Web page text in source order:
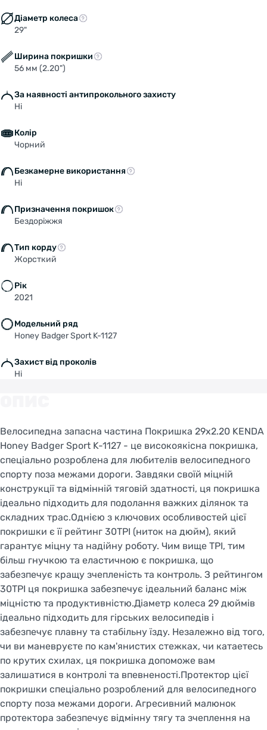
Діаметр колеса
29"
Ширина покришки
56 мм (2.20")
За наявності антипрокольного захисту
Ні
Колір
Чорний
Безкамерне використання
Ні
Призначення покришок
Бездоріжжя
Тип корду
Жорсткий
Рік
2021
Модельний ряд
Honey Badger Sport K-1127
Захист від проколів
Ні
Велосипедна запасна частина Покришка 29x2.20 KENDA
Honey Badger Sport K-1127 - це високоякісна покришка,
спеціально розроблена для любителів велосипедного
спорту поза межами дороги. Завдяки своїй міцній
конструкції та відмінній тяговій здатності, ця покришка
ідеально підходить для подолання важких ділянок та
складних трас.Однією з ключових особливостей цієї
покришки є її рейтинг 30TPI (ниток на дюйм), який
гарантує міцну та надійну роботу. Чим вище TPI, тим
більш гнучкою та еластичною є покришка, що
забезпечує кращу зчепленість та контроль. З рейтингом
30TPI ця покришка забезпечує ідеальний баланс між
міцністю та продуктивністю.Діаметр колеса 29 дюймів
ідеально підходить для гірських велосипедів і
забезпечує плавну та стабільну їзду. Незалежно від того,
чи ви маневруєте по кам'янистих стежках, чи катаетесь
по крутих схилах, ця покришка допоможе вам
залишатися в контролі та впевненості.Протектор цієї
покришки спеціально розроблений для велосипедного
спорту поза межами дороги. Агресивний малюнок
протектора забезпечує відмінну тягу та зчеплення на